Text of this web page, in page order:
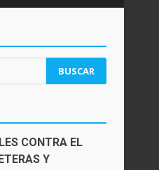
CONTRA EL
Y